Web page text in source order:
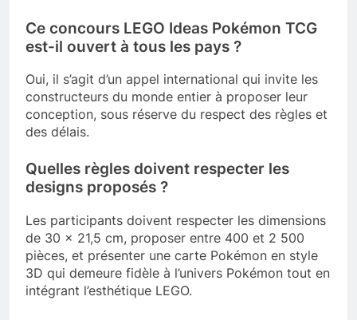
Ce concours LEGO Ideas Pokémon TCG
est-il ouvert à tous les pays ?
Oui, il s’agit d’un appel international qui invite les
constructeurs du monde entier à proposer leur
conception, sous réserve du respect des règles et
des délais.
Quelles règles doivent respecter les
designs proposés ?
Les participants doivent respecter les dimensions
de 30 x 21,5 cm, proposer entre 400 et 2 500
pièces, et présenter une carte Pokémon en style
3D qui demeure fidèle à l’univers Pokémon tout en
intégrant l’esthétique LEGO.